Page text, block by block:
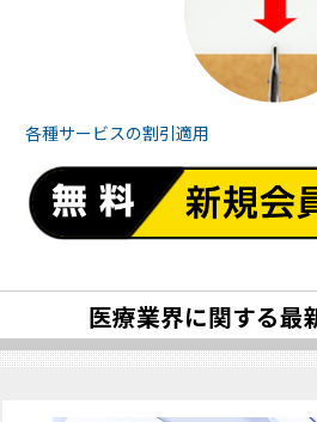
各種サービスの割引適用
医療業界に関する最